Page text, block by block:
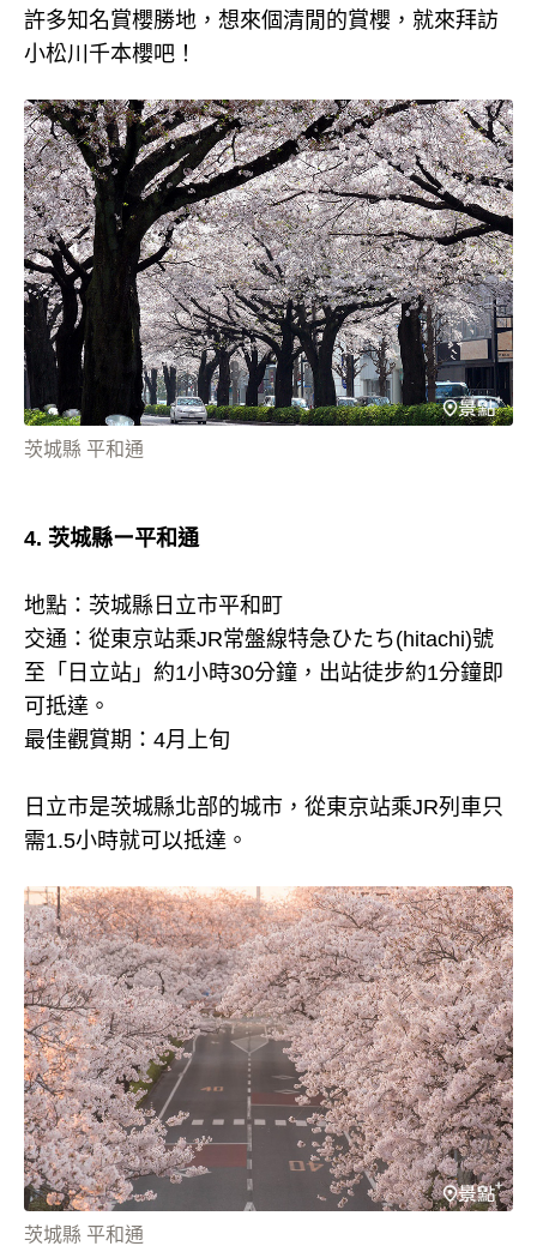
許多知名賞櫻勝地，想來個清閒的賞櫻，就來拜訪
小松川千本櫻吧！
茨城縣 平和通
4. 茨城縣ー平和通
地點：茨城縣日立市平和町
交通：從東京站乘JR常盤線特急ひたち(hitachi)號
至「日立站」約1小時30分鐘，出站徒步約1分鐘即
可抵達。
最佳觀賞期：4月上旬
日立市是茨城縣北部的城市，從東京站乘JR列車只
需1.5小時就可以抵達。
茨城縣 平和通